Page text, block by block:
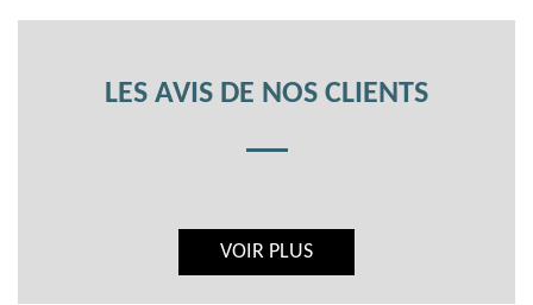
LES AVIS DE NOS CLIENTS
VOIR PLUS